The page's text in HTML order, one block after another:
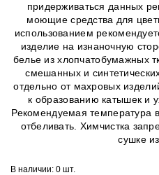
придерживаться данных
моющие средства для
использованием
изделие на изнаночную
белье из хлопчатобумажных
смешанных и
отдельно от махровых
к образованию катышек и
Рекомендуемая температура
отбеливать. Химчистка
сушке
В наличии: 0 шт.